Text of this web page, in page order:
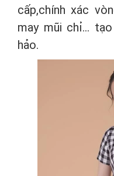
cấp,chính xác
may mũi chỉ…
hảo.